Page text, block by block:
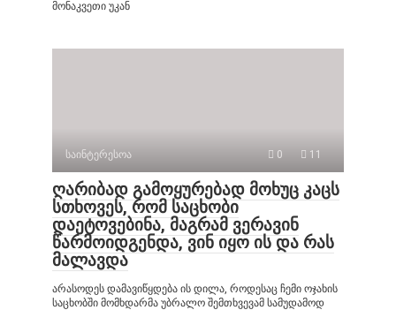
მონაკვეთი უკან
საინტერესოა 0 11
ღარიბად გამოყურებად მოხუც კაცს
სთხოვეს, რომ საცხობი
დაეტოვებინა, მაგრამ ვერავინ
წარმოიდგენდა, ვინ იყო ის და რას
მალავდა
არასოდეს დამავიწყდება ის დილა, როდესაც ჩემი ოჯახის
საცხობში მომხდარმა უბრალო შემთხვევამ სამუდამოდ